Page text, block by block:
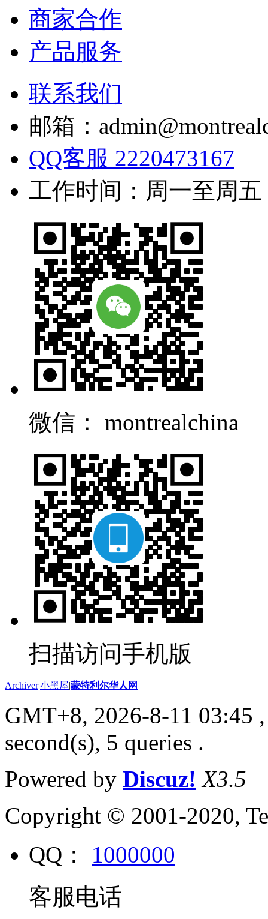
商家合作
产品服务
联系我们
邮箱：
QQ客服 2220473167
工作时间：周一至周
微信： montrealchina
扫描访问手机版
Archiver|小黑屋|蒙特利尔华人网
GMT+8, 2026-8-11 03:45
second(s), 5 queries .
Powered by Discuz! X3.5
Copyright © 2001-2020,
QQ： 1000000
客服电话